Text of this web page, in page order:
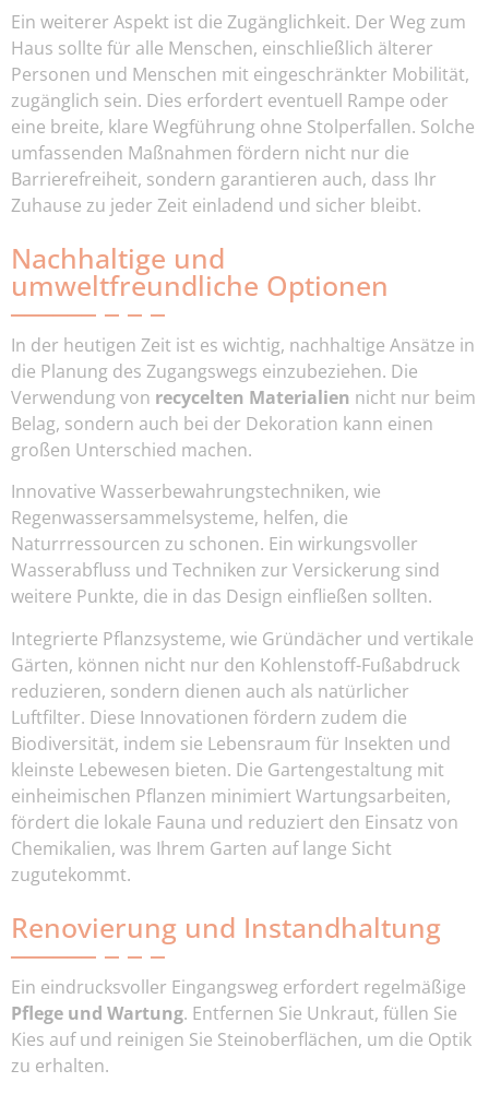
Ein weiterer Aspekt ist die Zugänglichkeit. Der Weg zum
Haus sollte für alle Menschen, einschließlich älterer
Personen und Menschen mit eingeschränkter Mobilität,
zugänglich sein. Dies erfordert eventuell Rampe oder
eine breite, klare Wegführung ohne Stolperfallen. Solche
umfassenden Maßnahmen fördern nicht nur die
Barrierefreiheit, sondern garantieren auch, dass Ihr
Zuhause zu jeder Zeit einladend und sicher bleibt.
Nachhaltige und
umweltfreundliche Optionen
In der heutigen Zeit ist es wichtig, nachhaltige Ansätze in
die Planung des Zugangswegs einzubeziehen. Die
Verwendung von recycelten Materialien nicht nur beim
Belag, sondern auch bei der Dekoration kann einen
großen Unterschied machen.
Innovative Wasserbewahrungstechniken, wie
Regenwassersammelsysteme, helfen, die
Naturrressourcen zu schonen. Ein wirkungsvoller
Wasserabfluss und Techniken zur Versickerung sind
weitere Punkte, die in das Design einfließen sollten.
Integrierte Pflanzsysteme, wie Gründächer und vertikale
Gärten, können nicht nur den Kohlenstoff-Fußabdruck
reduzieren, sondern dienen auch als natürlicher
Luftfilter. Diese Innovationen fördern zudem die
Biodiversität, indem sie Lebensraum für Insekten und
kleinste Lebewesen bieten. Die Gartengestaltung mit
einheimischen Pflanzen minimiert Wartungsarbeiten,
fördert die lokale Fauna und reduziert den Einsatz von
Chemikalien, was Ihrem Garten auf lange Sicht
zugutekommt.
Renovierung und Instandhaltung
Ein eindrucksvoller Eingangsweg erfordert regelmäßige
Pflege und Wartung. Entfernen Sie Unkraut, füllen Sie
Kies auf und reinigen Sie Steinoberflächen, um die Optik
zu erhalten.